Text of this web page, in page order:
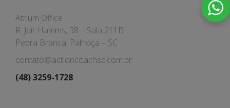
Atrium Office
R. Jair Hamms, 38 – Sala 211B
Pedra Branca, Palhoça – SC
contato@actioncoachsc.com.br
(48) 3259-1728